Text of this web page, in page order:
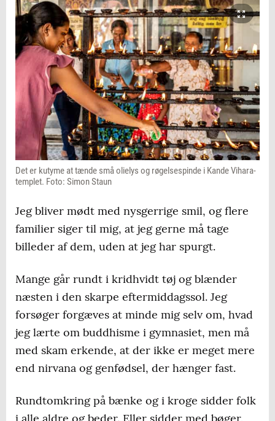
Det er kutyme at tænde små olielys og røgelsespinde i Kande Vihara-
templet. Foto: Simon Staun
Jeg bliver mødt med nysgerrige smil, og flere
familier siger til mig, at jeg gerne må tage
billeder af dem, uden at jeg har spurgt.
Mange går rundt i kridhvidt tøj og blænder
næsten i den skarpe eftermiddagssol. Jeg
forsøger forgæves at minde mig selv om, hvad
jeg lærte om buddhisme i gymnasiet, men må
med skam erkende, at der ikke er meget mere
end nirvana og genfødsel, der hænger fast.
Rundtomkring på bænke og i kroge sidder folk